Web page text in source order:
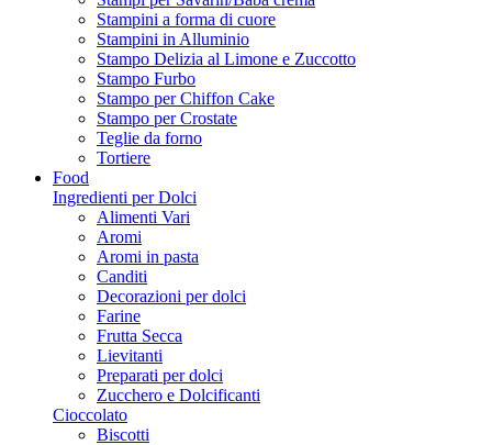
Stampini a forma di cuore
Stampini in Alluminio
Stampo Delizia al Limone e Zuccotto
Stampo Furbo
Stampo per Chiffon Cake
Stampo per Crostate
Teglie da forno
Tortiere
Food
Ingredienti per Dolci
Alimenti Vari
Aromi
Aromi in pasta
Canditi
Decorazioni per dolci
Farine
Frutta Secca
Lievitanti
Preparati per dolci
Zucchero e Dolcificanti
Cioccolato
Biscotti